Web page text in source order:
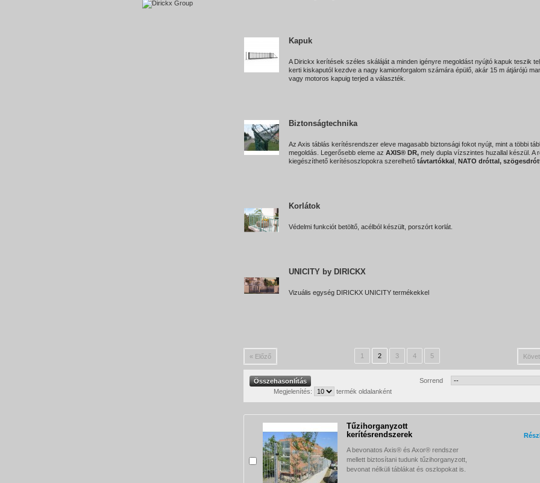
Kapuk
A Dirickx kerítések széles skáláját a minden igényre megoldást nyújtó kapuk teszik
kerti kiskaputól kezdve a nagy kamionforgalom számára épülő, akár 15 m átjárójú
vagy motoros kapuig terjed a választék.
Biztonságtechnika
Az Axis táblás kerítésrendszer eleve magasabb biztonsági fokot nyújt, mint a többi
megoldás. Legerősebb eleme az AXIS® DR, mely dupla vízszintes huzallal készül. A
kiegészíthető kerítésoszlopokra szerelhető távtartókkal NATO dróttal,
Korlátok
Védelmi funkciót betöltő, acélból készült, porszórt korlát.
UNICITY by DIRICKX
Vizuális egység DIRICKX UNICITY termékekkel
« Előző 1 2 3 4 5
Sorrend
Megjelenítés:
termék oldalanként
Tűzihorganyzott
kerítésrendszerek
A bevonatos Axis® és Axor® rendszer
mellett biztosítani tudunk tűzihorganyzott,
bevonat nélküli táblákat és oszlopokat is.